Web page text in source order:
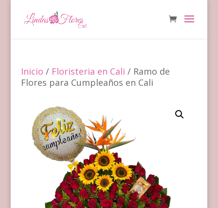
Inicio / Floristeria en Cali / Ramo de
Flores para Cumpleaños en Cali